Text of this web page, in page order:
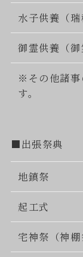
水子供養（瑞
御霊供養（御
※その他諸事
す。
■出張祭典
地鎮祭
起工式
宅神祭（神棚